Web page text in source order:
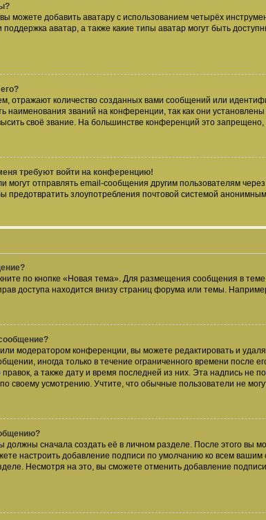
можете добавить аватару с использованием четырёх
аватар, а также какие типы аватар могут быть
отражают количество созданных вами сообщений или
званий на конференции, так как они
своё звание. На большинстве конференций это
требуют войти на конференцию!
могут отправлять email-сообщения другим пользователям
предотвратить злоупотребления почтовой системой
по кнопке «Новая тема». Для размещения сообщения в
доступа находится внизу страниц форума или темы.
модератором конференции, вы можете редактировать и
иногда только в течение ограниченного времени после
правок, а также дату и время последней из них. Эта надпись
своему усмотрению. Учтите, что обычные пользователи не
сначала создать её в личном разделе. После этого вы
настроить добавление подписи по умолчанию ко всем
Несмотря на это, вы сможете отменить добавление